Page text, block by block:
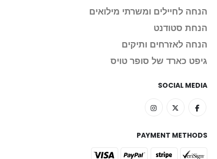
הנחה לחיילים ומשרתי מילואים
הנחת סטודנט
הנחה לאזרחים ותיקים
גיפט כארד של סופר טויס
SOCIAL MEDIA
PAYMENT METHODS